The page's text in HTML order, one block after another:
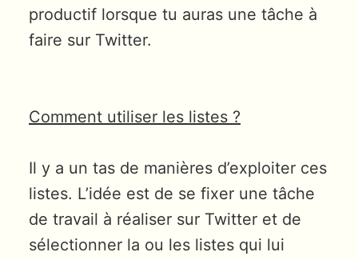
productif lorsque tu auras une tâche à
faire sur Twitter.
Comment utiliser les listes ?
Il y a un tas de manières d’exploiter ces
listes. L’idée est de se fixer une tâche
de travail à réaliser sur Twitter et de
sélectionner la ou les listes qui lui